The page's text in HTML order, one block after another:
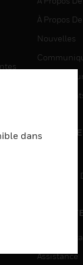
À Propos
Nouvelles
CARRIÈRE
Recherche
Nous
Assistance
dans